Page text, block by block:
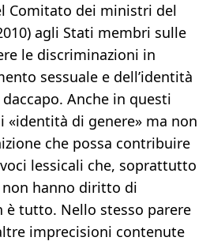
Comitato dei ministri del
agli Stati membri sulle
le discriminazioni in
sessuale e dell’identità
Anche in questi
«identità di genere» ma non
che possa contribuire
lessicali che, soprattutto
hanno diritto di
è tutto. Nello stesso parere
imprecisioni contenute